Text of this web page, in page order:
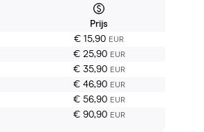
Prijs
€ 15,90 EUR
€ 25,90 EUR
€ 35,90 EUR
€ 46,90 EUR
€ 56,90 EUR
€ 90,90 EUR